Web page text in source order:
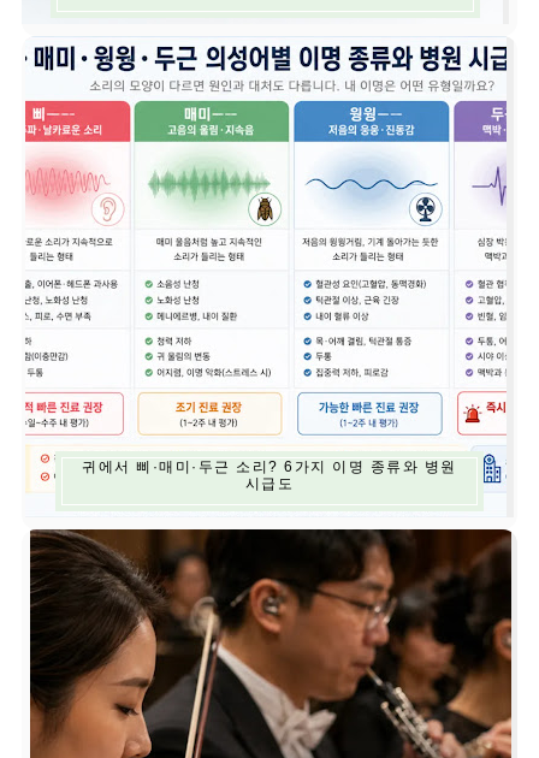
귀에서 삐·매미·두근 소리? 6가지 이명 종류와 병원
시급도